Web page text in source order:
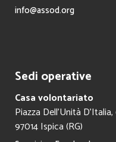
info@assod.org
Sedi operative
Casa volontariato
Piazza Dell’Unità
97014 Ispica (RG)